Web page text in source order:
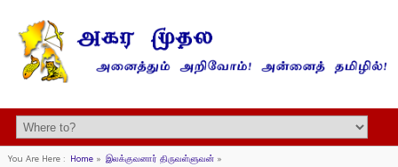
You Are Here : Home» இலக்குவனார் திருவள்ளுவன்»